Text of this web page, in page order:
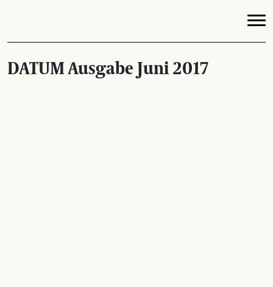
DATUM Ausgabe Juni 2017